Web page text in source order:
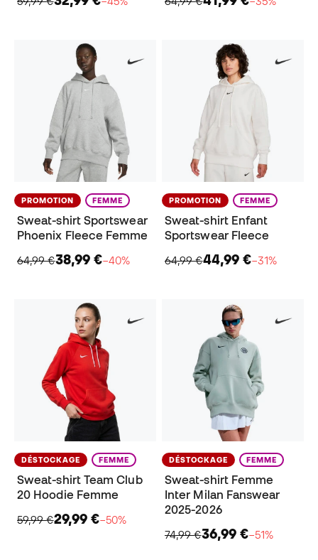
PROMOTION FEMME
Sweat-shirt Sportswear
Phoenix Fleece Femme
64,99 €38,99 €−40%
PROMOTION FEMME
Sweat-shirt Enfant
Sportswear Fleece
64,99 €44,99 €−31%
DÉSTOCKAGE FEMME
Sweat-shirt Team Club
20 Hoodie Femme
59,99 €29,99 €−50%
DÉSTOCKAGE FEMME
Sweat-shirt Femme
Inter Milan Fanswear
2025-2026
74,99 €36,99 €−51%